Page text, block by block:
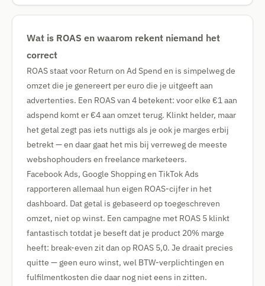
Wat is ROAS en waarom rekent niemand het
correct
ROAS staat voor Return on Ad Spend en is simpelweg de
omzet die je genereert per euro die je uitgeeft aan
advertenties. Een ROAS van 4 betekent: voor elke €1 aan
adspend komt er €4 aan omzet terug. Klinkt helder, maar
het getal zegt pas iets nuttigs als je ook je marges erbij
betrekt — en daar gaat het mis bij verreweg de meeste
webshophouders en freelance marketeers.
Facebook Ads, Google Shopping en TikTok Ads
rapporteren allemaal hun eigen ROAS-cijfer in het
dashboard. Dat getal is gebaseerd op toegeschreven
omzet, niet op winst. Een campagne met ROAS 5 klinkt
fantastisch totdat je beseft dat je product 20% marge
heeft: break-even zit dan op ROAS 5,0. Je draait precies
quitte — geen euro winst, wel BTW-verplichtingen en
fulfilmentkosten die daar nog niet eens in zitten.